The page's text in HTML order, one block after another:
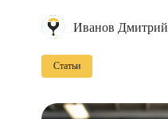
Иванов Дмитрий
Статьи